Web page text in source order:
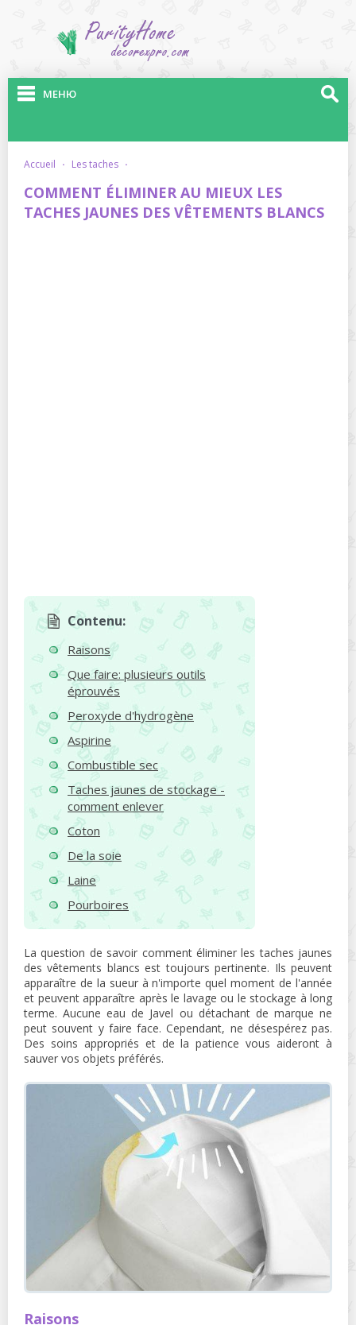
МЕНЮ
accueil · les taches ·
COMMENT ÉLIMINER AU MIEUX LES
TACHES JAUNES DES VÊTEMENTS BLANCS
Contenu:
Raisons
Que faire: plusieurs outils
éprouvés
Peroxyde d'hydrogène
Aspirine
Combustible sec
Taches jaunes de stockage -
comment enlever
Coton
De la soie
Laine
Pourboires
La question de savoir comment éliminer les taches jaunes
des vêtements blancs est toujours pertinente. Ils peuvent
apparaître de la sueur à n'importe quel moment de l'année
et peuvent apparaître après le lavage ou le stockage à long
terme. Aucune eau de Javel ou détachant de marque ne
peut souvent y faire face. Cependant, ne désespérez pas.
Des soins appropriés et de la patience vous aideront à
sauver vos objets préférés.
Raisons